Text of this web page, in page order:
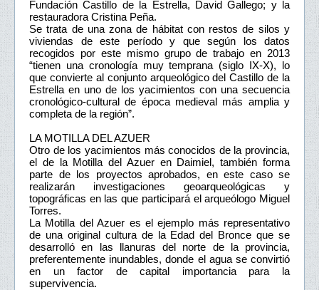
Fundación Castillo de la Estrella, David Gallego; y la
restauradora Cristina Peña.
Se trata de una zona de hábitat con restos de silos y
viviendas de este período y que según los datos
recogidos por este mismo grupo de trabajo en 2013
“tienen una cronología muy temprana (siglo IX-X), lo
que convierte al conjunto arqueológico del Castillo de la
Estrella en uno de los yacimientos con una secuencia
cronológico-cultural de época medieval más amplia y
completa de la región”.
LA MOTILLA DEL AZUER
Otro de los yacimientos más conocidos de la provincia,
el de la Motilla del Azuer en Daimiel, también forma
parte de los proyectos aprobados, en este caso se
realizarán investigaciones geoarqueológicas y
topográficas en las que participará el arqueólogo Miguel
Torres.
La Motilla del Azuer es el ejemplo más representativo
de una original cultura de la Edad del Bronce que se
desarrolló en las llanuras del norte de la provincia,
preferentemente inundables, donde el agua se convirtió
en un factor de capital importancia para la
supervivencia.